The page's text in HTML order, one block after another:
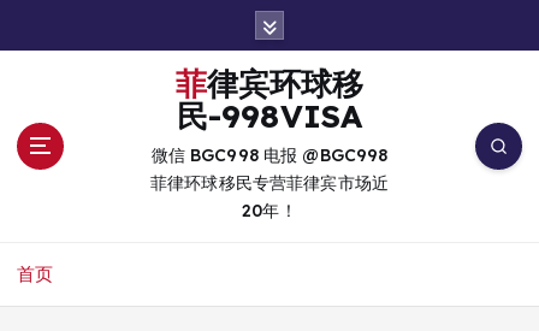
菲律宾环球移
民-998VISA
微信 BGC998 电报 @BGC998
菲律环球移民专营菲律宾市场近
20年！
首页